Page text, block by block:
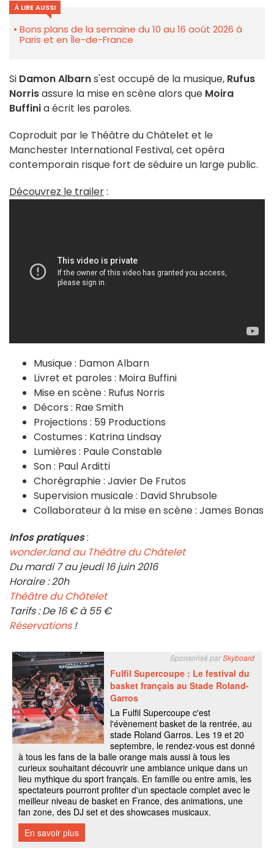
À LIRE AUSSI
Bons plans de la semaine du 10 au 16 août 2026 à
Paris et en Île-de-France
Si Damon Albarns'est occupé de la musique, Rufus
Norrisassure la mise en scène alors que Moira
Buffinia écrit les paroles.
Coproduit par le Théâtre du Châtelet et le
Manchester International Festival, cet opéra
contemporain risque fort de séduire un large public.
Découvrez le trailer:
Musique : Damon Albarn
Livret et paroles : Moira Buffini
Mise en scène : Rufus Norris
Décors : Rae Smith
Projections : 59 Productions
Costumes : Katrina Lindsay
Lumières : Paule Constable
Son : Paul Arditti
Chorégraphie : Javier De Frutos
Supervision musicale : David Shrubsole
Collaborateur à la mise en scène : James Bonas
Infos pratiques:
wonder.land au Théâtre du Châtelet
Du mardi 7 au jeudi 16 juin 2016
Horaire : 20h
Théâtre du Châtelet
Tarifs : De 16 € à 55 €
Réservations!